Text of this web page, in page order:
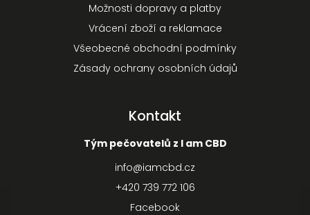
Možnosti dopravy a platby
Vrácení zboží a reklamace
Všeobecné obchodní podmínky
Zásady ochrany osobních údajů
Kontakt
Tým pečovatelů z I am CBD
info@iamcbd.cz
+420 739 772 106
Facebook